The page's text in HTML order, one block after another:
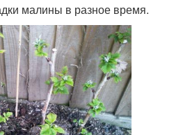
малины в разное время.